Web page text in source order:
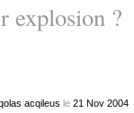
explosion ?
acqileus le 21 Nov 2004